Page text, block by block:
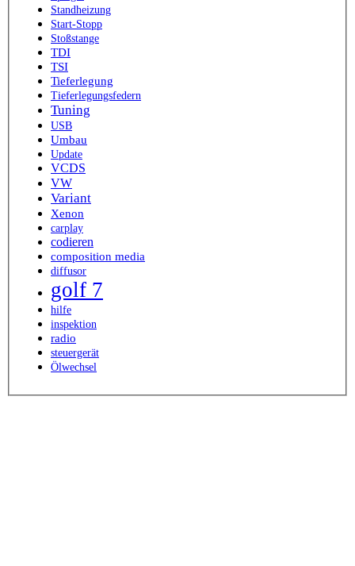
Standheizung
Start-Stopp
Stoßstange
TDI
TSI
Tieferlegung
Tieferlegungsfedern
Tuning
USB
Umbau
Update
VCDS
VW
Variant
Xenon
carplay
codieren
composition media
diffusor
golf 7
hilfe
inspektion
radio
steuergerät
Ölwechsel